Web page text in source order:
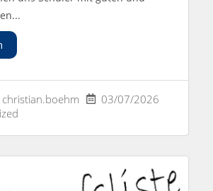
christian.boehm
03/07/2026